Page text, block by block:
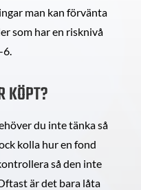
man kan förvänta
som har en risknivå
KÖPT?
du inte tänka så
kolla hur en fond
så den inte
är det bara låta